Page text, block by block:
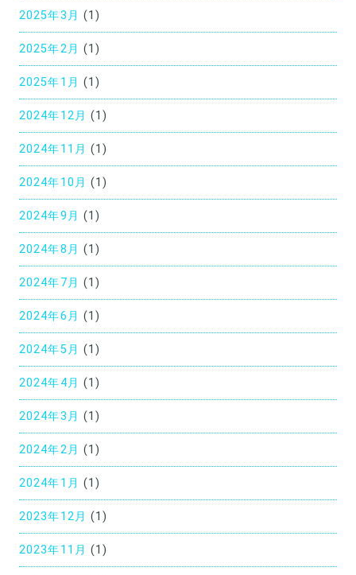
2025年3月 (1)
2025年2月 (1)
2025年1月 (1)
2024年12月 (1)
2024年11月 (1)
2024年10月 (1)
2024年9月 (1)
2024年8月 (1)
2024年7月 (1)
2024年6月 (1)
2024年5月 (1)
2024年4月 (1)
2024年3月 (1)
2024年2月 (1)
2024年1月 (1)
2023年12月 (1)
2023年11月 (1)